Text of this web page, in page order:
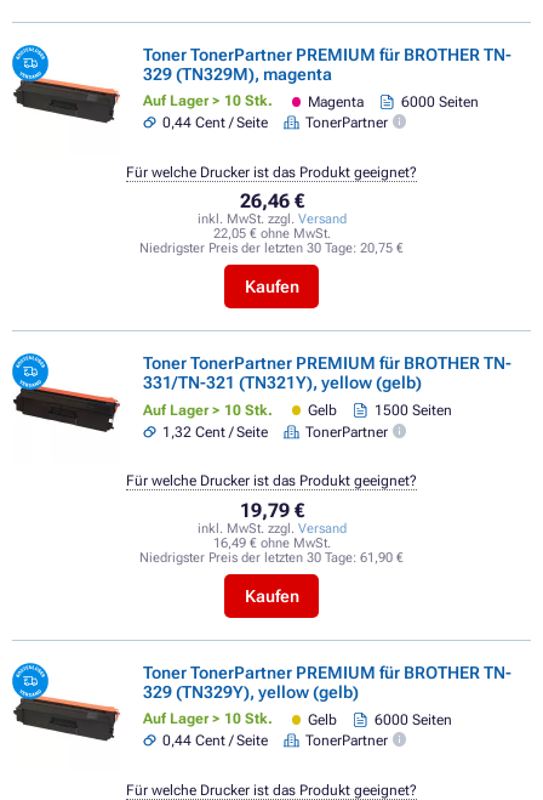
Toner TonerPartner PREMIUM für BROTHER TN-
329 (TN329M), magenta
Auf Lager > 10 Stk. Magenta
6000 Seiten
0,44 Cent / Seite
TonerPartner
26,46 €
inkl. MwSt. zzgl. Versand
22,05 € ohne MwSt.
Niedrigster Preis der letzten 30 Tage: 20,75 €
Kaufen
Für welche Drucker ist das Produkt geeignet?
Toner TonerPartner PREMIUM für BROTHER TN-
331/TN-321 (TN321Y), yellow (gelb)
Auf Lager > 10 Stk. Gelb
1500 Seiten
1,32 Cent / Seite
TonerPartner
19,79 €
inkl. MwSt. zzgl. Versand
16,49 € ohne MwSt.
Niedrigster Preis der letzten 30 Tage: 61,90 €
Kaufen
Für welche Drucker ist das Produkt geeignet?
Toner TonerPartner PREMIUM für BROTHER TN-
329 (TN329Y), yellow (gelb)
Auf Lager > 10 Stk. Gelb
6000 Seiten
0,44 Cent / Seite
TonerPartner
Für welche Drucker ist das Produkt geeignet?